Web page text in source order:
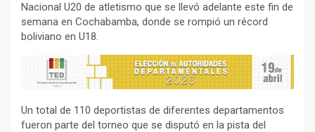
Nacional U20 de atletismo que se llevó adelante este fin de
semana en Cochabamba, donde se rompió un récord
boliviano en U18.
Un total de 110 deportistas de diferentes departamentos
fueron parte del torneo que se disputó en la pista del